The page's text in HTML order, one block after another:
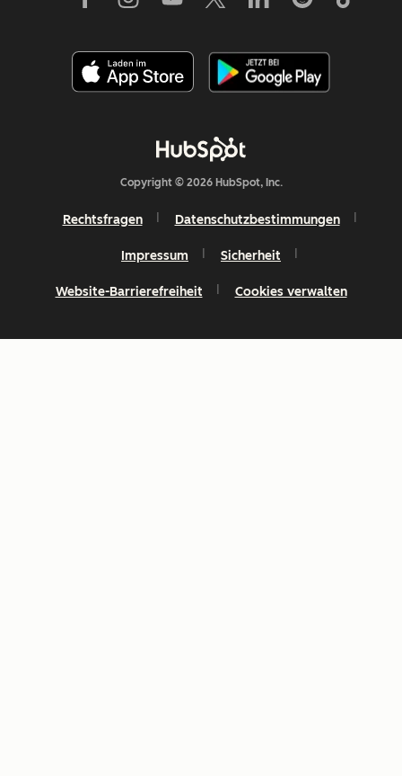
Copyright © 2026 HubSpot, Inc.
Rechtsfragen Datenschutzbestimmungen
Impressum Sicherheit
Website-Barrierefreiheit Cookies verwalten